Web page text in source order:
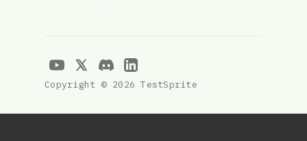
Copyright © 2026 TestSprite